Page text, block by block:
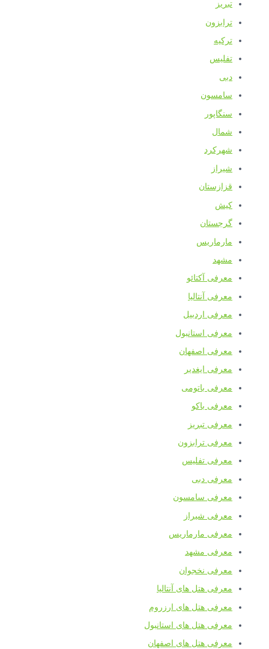
تبریز
ترابزون
ترکیه
تفلیس
دبی
سامسون
سنگاپور
شمال
شهرکرد
شیراز
قزازستان
کیش
گرجستان
مارماریس
مشهد
معرفی آکتائو
معرفی آنتالیا
معرفی اردبیل
معرفی استانبول
معرفی اصفهان
معرفی ایغدیر
معرفی باتومی
معرفی باکو
معرفی تبریز
معرفی ترابزون
معرفی تفلیس
معرفی دبی
معرفی سامسون
معرفی شیراز
معرفی مارماریس
معرفی مشهد
معرفی نخجوان
معرفی هتل های آنتالیا
معرفی هتل های ارزروم
معرفی هتل های استانبول
معرفی هتل های اصفهان